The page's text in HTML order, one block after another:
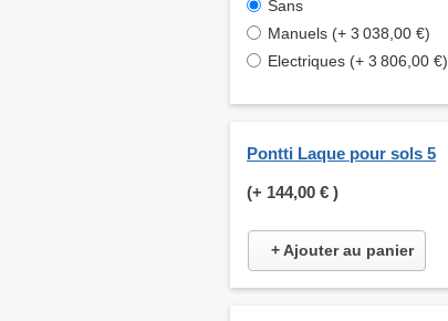
Sans
Manuels (+ 3 038,00 €)
Electriques (+ 3 806,00 €)
Pontti Laque pour sols 5
(+ 144,00 € )
+ Ajouter au panier